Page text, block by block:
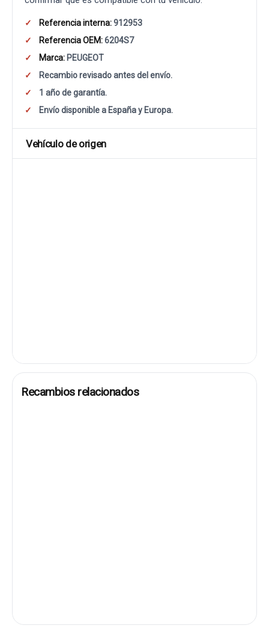
Referencia interna:912953
Referencia OEM:6204S7
Marca: PEUGEOT
Recambio revisado antes del envío.
1 año de garantía.
Envío disponible a España y Europa.
Vehículo de origen
Recambios relacionados